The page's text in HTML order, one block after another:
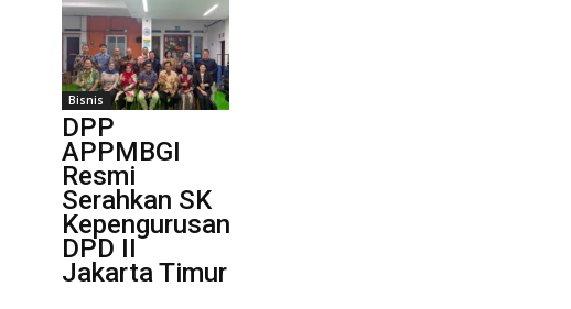
Bisnis
DPP
APPMBGI
Resmi
Serahkan SK
Kepengurusan
DPD II
Jakarta Timur